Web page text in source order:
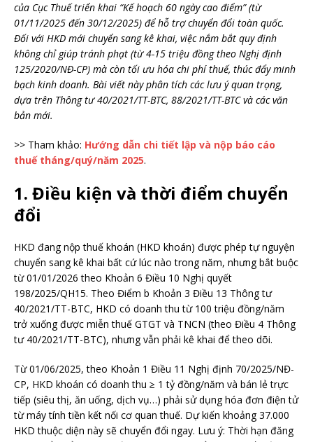
của Cục Thuế triển khai “Kế hoạch 60 ngày cao điểm” (từ
01/11/2025 đến 30/12/2025) để hỗ trợ chuyển đổi toàn quốc.
Đối với HKD mới chuyển sang kê khai, việc nắm bắt quy định
không chỉ giúp tránh phạt (từ 4-15 triệu đồng theo Nghị định
125/2020/NĐ-CP) mà còn tối ưu hóa chi phí thuế, thúc đẩy minh
bạch kinh doanh. Bài viết này phân tích các lưu ý quan trọng,
dựa trên Thông tư 40/2021/TT-BTC, 88/2021/TT-BTC và các văn
bản mới.
>> Tham khảo: Hướng dẫn chi tiết lập và nộp báo cáo
thuế tháng/quý/năm 2025.
1. Điều kiện và thời điểm chuyển
đổi
HKD đang nộp thuế khoán (HKD khoán) được phép tự nguyện
chuyển sang kê khai bất cứ lúc nào trong năm, nhưng bắt buộc
từ 01/01/2026 theo Khoản 6 Điều 10 Nghị quyết
198/2025/QH15. Theo Điểm b Khoản 3 Điều 13 Thông tư
40/2021/TT-BTC, HKD có doanh thu từ 100 triệu đồng/năm
trở xuống được miễn thuế GTGT và TNCN (theo Điều 4 Thông
tư 40/2021/TT-BTC), nhưng vẫn phải kê khai để theo dõi.
Từ 01/06/2025, theo Khoản 1 Điều 11 Nghị định 70/2025/NĐ-
CP, HKD khoán có doanh thu ≥ 1 tỷ đồng/năm và bán lẻ trực
tiếp (siêu thị, ăn uống, dịch vụ…) phải sử dụng hóa đơn điện tử
từ máy tính tiền kết nối cơ quan thuế. Dự kiến khoảng 37.000
HKD thuộc diện này sẽ chuyển đổi ngay. Lưu ý: Thời hạn đăng